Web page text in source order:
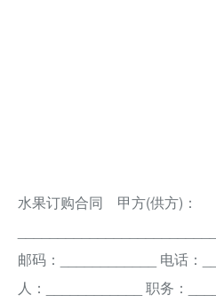
水果订购合同 甲方(供方)：
邮码：____________ 电话：
人：____________ 职务：